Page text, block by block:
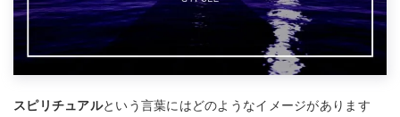
スピリチュアルという言葉にはどのようなイメージがあります